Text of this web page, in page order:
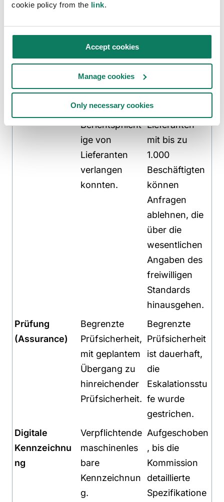
cookie policy from the link.
Accept cookies
Manage cookies
Only necessary cookies
Datenanfrage
Wertschöpfun
Keine
ausdrückliche
Begrenzung
dessen, was
Berichtspflicht
ige von
Lieferanten
verlangen
konnten.
Obergrenze
Wertschöpfun
gskette:
Lieferanten
mit bis zu
1.000
Beschäftigten
können
Anfragen
ablehnen, die
über die
wesentlichen
Angaben des
freiwilligen
Standards
hinausgehen.
Prüfung
(Assurance)
Begrenzte
Prüfsicherheit,
mit geplantem
Übergang zu
hinreichender
Prüfsicherheit.
Begrenzte
Prüfsicherheit
ist dauerhaft,
die
Eskalationsstu
fe wurde
gestrichen.
Digitale
Kennzeichnu
ng
Verpflichtende
maschinenles
bare
Kennzeichnun
g.
Aufgeschoben
, bis die
Kommission
detaillierte
Spezifikatione